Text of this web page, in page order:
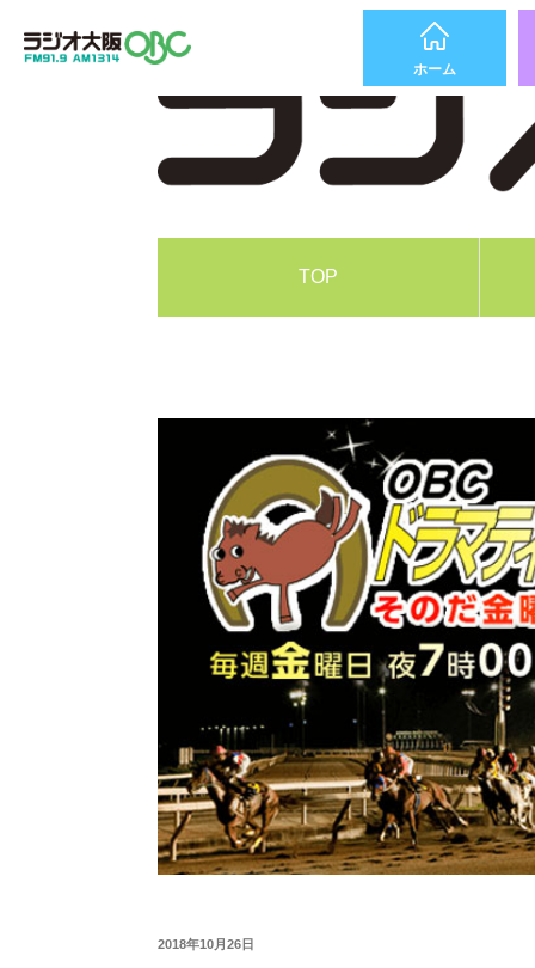
ホーム
TOP
2018年10月26日